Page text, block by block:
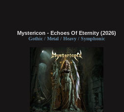
Mystericon - Echoes Of Eternity (2026)
Gothic / Metal / Heavy / Symphonic